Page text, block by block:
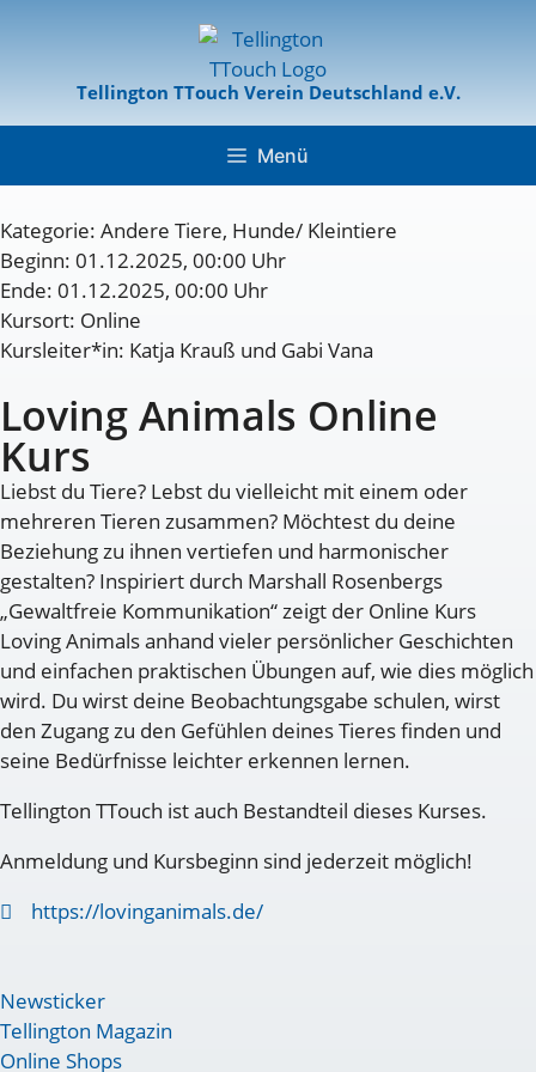
Tellington TTouch Verein Deutschland e.V.
Menü
Kategorie: Andere Tiere, Hunde/ Kleintiere
Beginn: 01.12.2025, 00:00 Uhr
Ende: 01.12.2025, 00:00 Uhr
Kursort: Online
Kursleiter*in: Katja Krauß und Gabi Vana
Loving Animals Online
Kurs
Liebst du Tiere? Lebst du vielleicht mit einem oder
mehreren Tieren zusammen? Möchtest du deine
Beziehung zu ihnen vertiefen und harmonischer
gestalten? Inspiriert durch Marshall Rosenbergs
„Gewaltfreie Kommunikation“ zeigt der Online Kurs
Loving Animals anhand vieler persönlicher Geschichten
und einfachen praktischen Übungen auf, wie dies möglich
wird. Du wirst deine Beobachtungsgabe schulen, wirst
den Zugang zu den Gefühlen deines Tieres finden und
seine Bedürfnisse leichter erkennen lernen.
Tellington TTouch ist auch Bestandteil dieses Kurses.
Anmeldung und Kursbeginn sind jederzeit möglich!
https://lovinganimals.de/
Newsticker
Tellington Magazin
Online Shops